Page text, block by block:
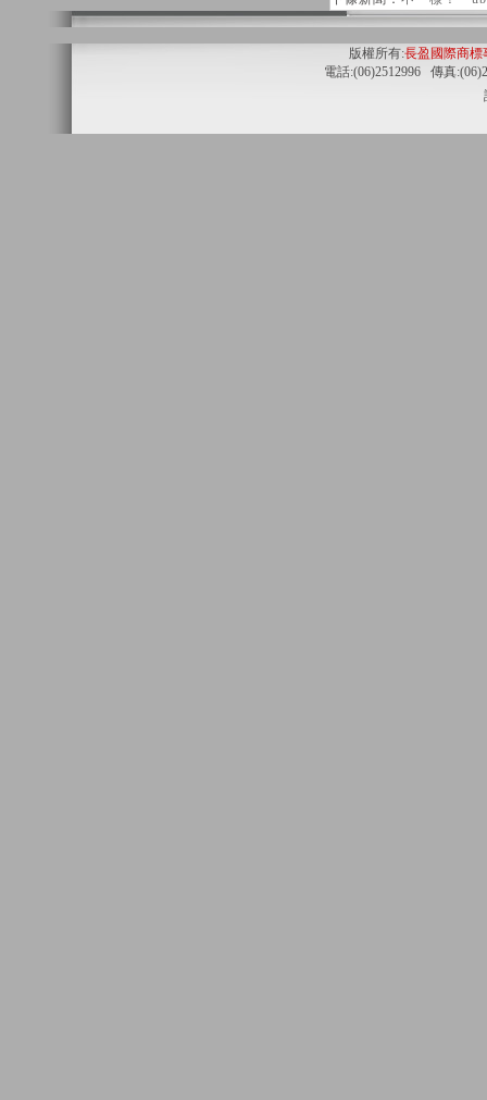
版權所有:長盈國際商標
電話:(06)2512996 傳真